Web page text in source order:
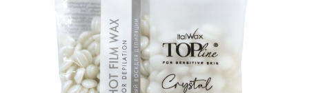
Pasta de Zahar
Produse Dupa Epilare
Produse Inainte de Epilare
Tratamente pentru Par
Vopsea de Par